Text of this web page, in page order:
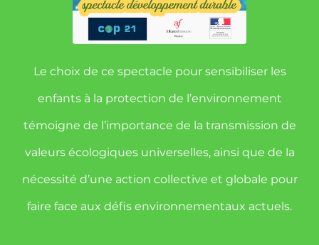
Le choix de ce spectacle pour sensibiliser les
enfants à la protection de l’environnement
témoigne de l’importance de la transmission de
valeurs écologiques universelles, ainsi que de la
nécessité d’une action collective et globale pour
faire face aux défis environnementaux actuels.